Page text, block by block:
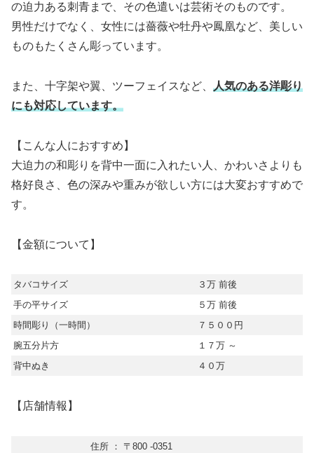
の迫力ある刺青まで、その色遣いは芸術そのものです。
男性だけでなく、女性には薔薇や牡丹や鳳凰など、美しい
ものもたくさん彫っています。
また、十字架や翼、ツーフェイスなど、 人気のある洋彫り
にも対応しています。
【こんな人におすすめ】
大迫力の和彫りを背中一面に入れたい人、かわいさよりも
格好良さ、色の深みや重みが欲しい方には大変おすすめで
す。
【金額について】
タバコサイズ
３万 前後
手の平サイズ
５万 前後
時間彫り（一時間）
７５００円
腕五分片方
１７万 ～
背中ぬき
４０万
【店舗情報】
住所 ： 〒800 -0351